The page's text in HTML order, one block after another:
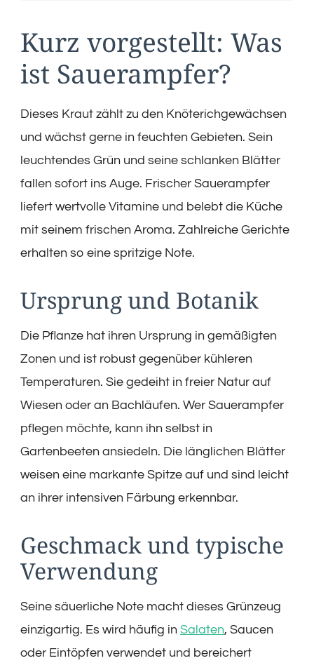
Kurz vorgestellt: Was
ist Sauerampfer?
Dieses Kraut zählt zu den Knöterichgewächsen
und wächst gerne in feuchten Gebieten. Sein
leuchtendes Grün und seine schlanken Blätter
fallen sofort ins Auge. Frischer Sauerampfer
liefert wertvolle Vitamine und belebt die Küche
mit seinem frischen Aroma. Zahlreiche Gerichte
erhalten so eine spritzige Note.
Ursprung und Botanik
Die Pflanze hat ihren Ursprung in gemäßigten
Zonen und ist robust gegenüber kühleren
Temperaturen. Sie gedeiht in freier Natur auf
Wiesen oder an Bachläufen. Wer Sauerampfer
pflegen möchte, kann ihn selbst in
Gartenbeeten ansiedeln. Die länglichen Blätter
weisen eine markante Spitze auf und sind leicht
an ihrer intensiven Färbung erkennbar.
Geschmack und typische
Verwendung
Seine säuerliche Note macht dieses Grünzeug
einzigartig. Es wird häufig in Salaten, Saucen
oder Eintöpfen verwendet und bereichert